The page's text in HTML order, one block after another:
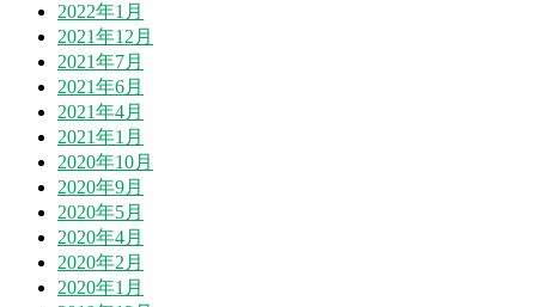
2022年1月
2021年12月
2021年7月
2021年6月
2021年4月
2021年1月
2020年10月
2020年9月
2020年5月
2020年4月
2020年2月
2020年1月